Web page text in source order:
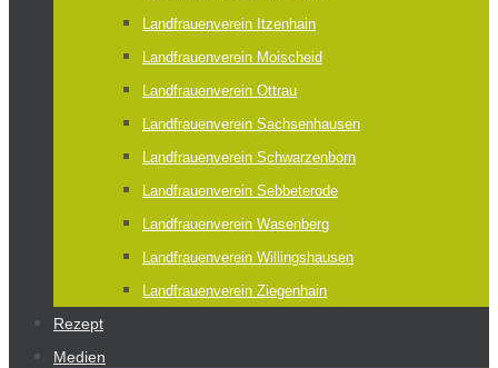
Landfrauenverein Itzenhain
Landfrauenverein Moischeid
Landfrauenverein Ottrau
Landfrauenverein Sachsenhausen
Landfrauenverein Schwarzenborn
Landfrauenverein Sebbeterode
Landfrauenverein Wasenberg
Landfrauenverein Willingshausen
Landfrauenverein Ziegenhain
Rezept
Medien